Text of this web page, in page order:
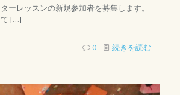
ーレッスンの新規参加者を募集します。
[…]
0 続きを読む